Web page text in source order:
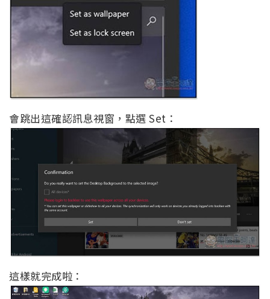
會跳出這確認訊息視窗，點選 Set：
這樣就完成啦：